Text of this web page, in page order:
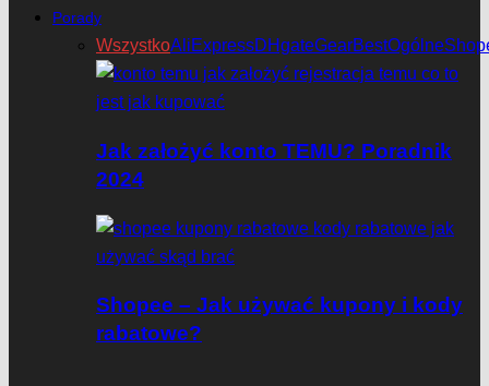
Porady
WszystkoAliExpressDHgateGearBestOgólne
Jak założyć konto TEMU? Poradnik
2024
Shopee – Jak używać kupony i kody
rabatowe?